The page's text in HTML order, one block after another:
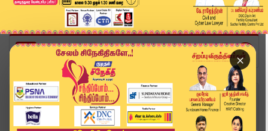
×
Home
வீடியோ ஸ்டோரி
AK Youtube Channel | YOUTUBE CHANNEL தொடங்கிய
A...